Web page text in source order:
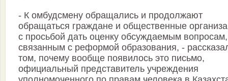
- К омбудсмену обращались и продолжают
обращаться граждане и общественные
с просьбой дать оценку обсуждаемым вопросам,
связанным с реформой образования, -
том, почему вообще появилось это письмо,
официальный представитель учреждения